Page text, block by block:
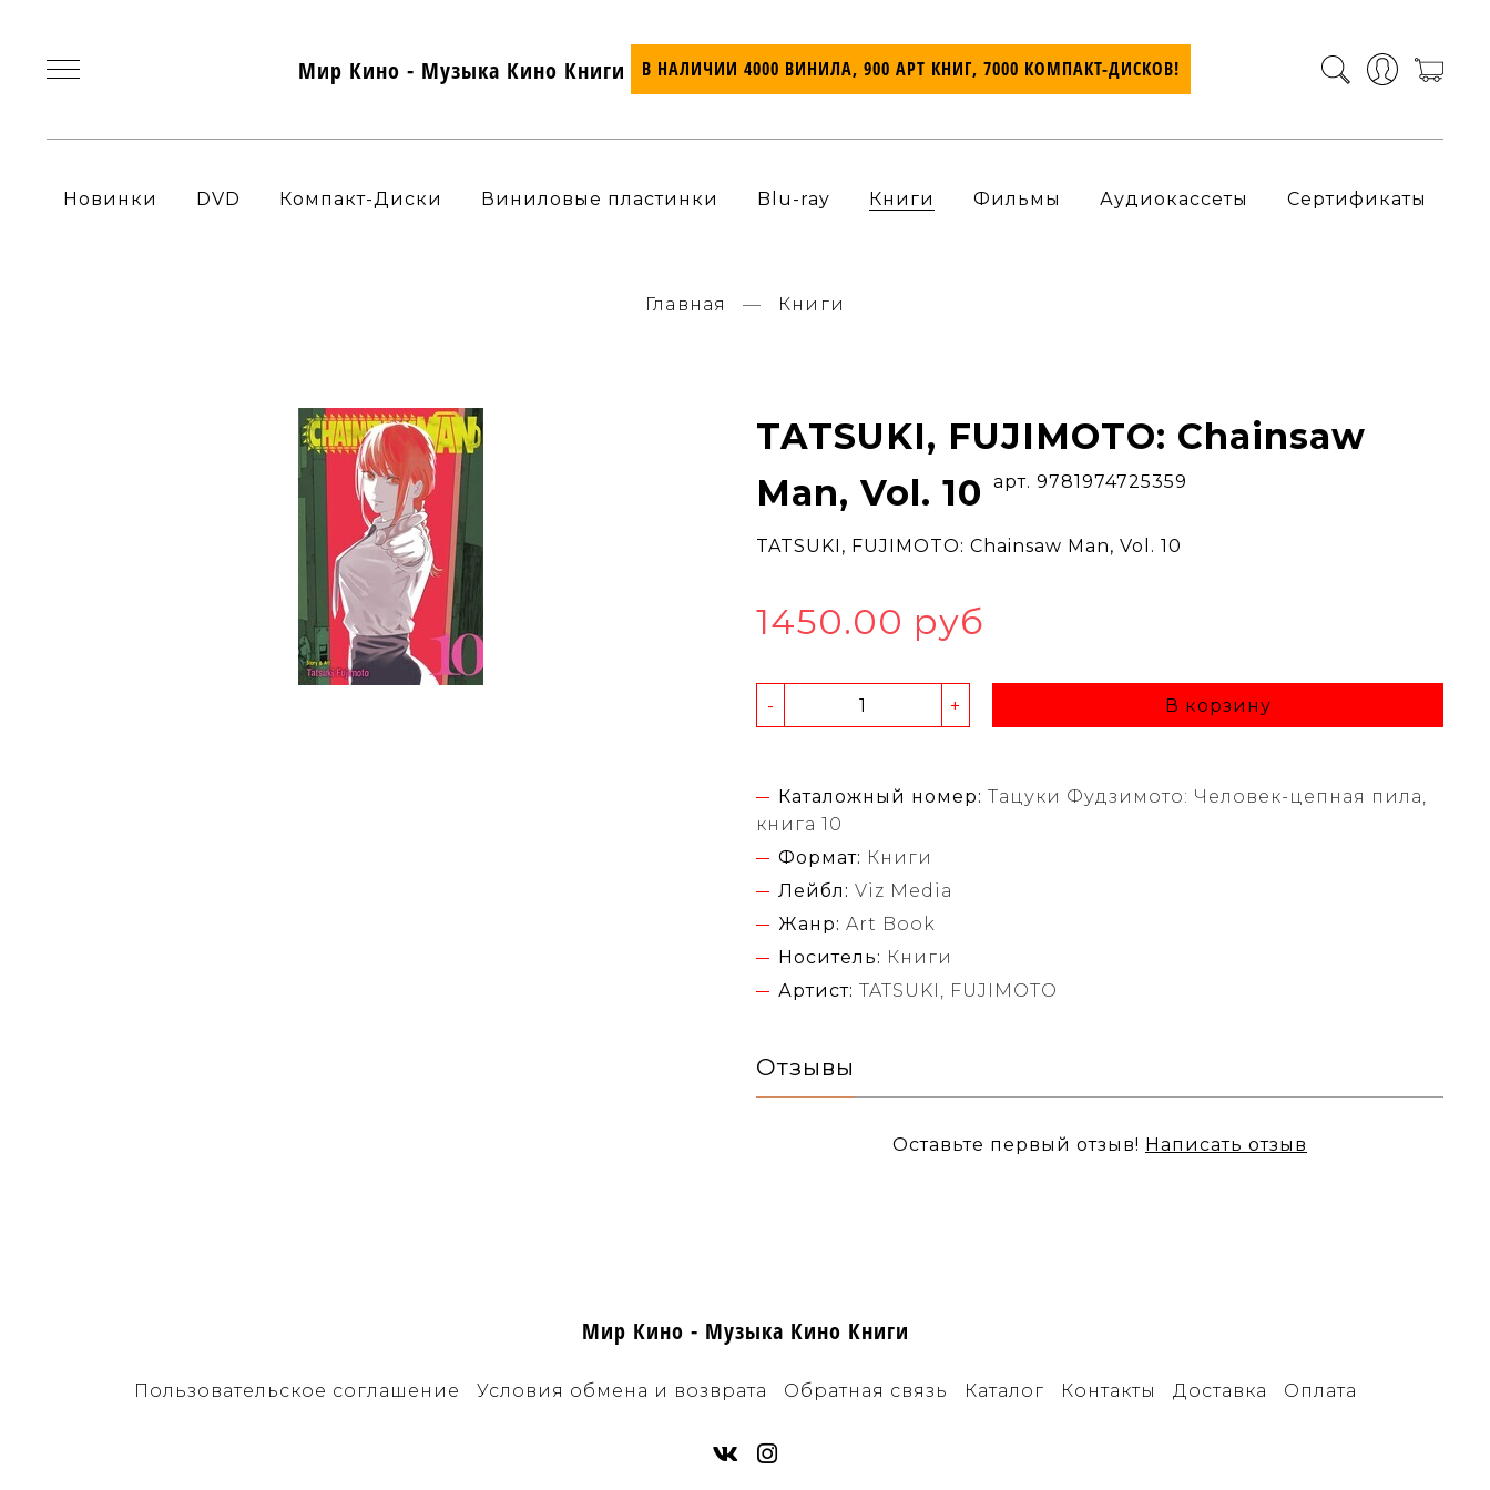
Мир Кино - Музыка Кино Книги В НАЛИЧИИ 4000 ВИНИЛА, 900 АРТ КНИГ, 7000 КОМПАКТ-ДИСКОВ!
Новинки DVD Компакт-Диски Виниловые пластинки Blu-ray Книги Фильмы Аудиокассеты Сертификаты
Главная Книги
TATSUKI, FUJIMOTO: Chainsaw
Man, Vol. 10
арт. 9781974725359
TATSUKI, FUJIMOTO: Chainsaw Man, Vol. 10
1450.00 руб
- + В корзину
Каталожный номер: Тацуки Фудзимото: Человек-цепная пила,
книга 10
Формат: Книги
Лейбл: Viz Media
Жанр: Art Book
Носитель: Книги
Артист: TATSUKI, FUJIMOTO
Отзывы
Оставьте первый отзыв! Написать отзыв
Мир Кино - Музыка Кино Книги
Пользовательское соглашение Условия обмена и возврата Обратная связь Каталог Контакты Доставка Оплата